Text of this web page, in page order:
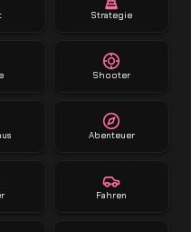
Strategie
Shooter
Abenteuer
Fahren